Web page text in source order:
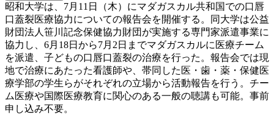
昭和大学は、7月11日（木）にマダガスカル共和国での口唇
口蓋裂医療協力についての報告会を開催する。同大学は公益
財団法人笹川記念保健協力財団が実施する専門家派遣事業に
協力し、6月18日から7月2日までマダガスカルに医療チーム
を派遣、子どもの口唇口蓋裂の治療を行った。報告会では現
地で治療にあたった看護師や、帯同した医・歯・薬・保健医
療学部の学生らがそれぞれの立場から活動報告を行う。チー
ム医療や国際医療教育に関心のある一般の聴講も可能。事前
申し込み不要。